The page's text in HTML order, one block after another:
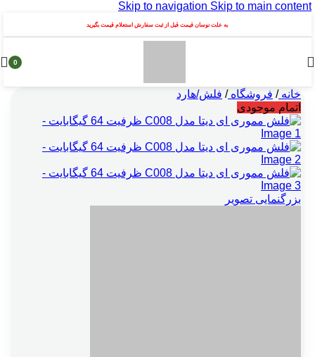
Skip to navigation Skip to main content
به علت نوسان قیمت قبل از ثبت سفارش استعلام قیمت بگیرید
0
خانه/ فروشگاه/ فلش/هارد
اتمام موجودی
بزرگنمایی تصویر